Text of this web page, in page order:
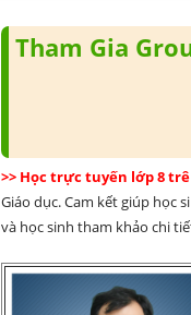
Tham Gia
>> Học trực tuyến lớp 8
Giáo dục. Cam kết giúp học
và học sinh tham khảo chi